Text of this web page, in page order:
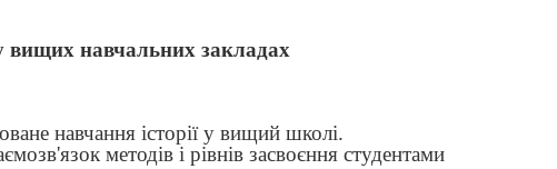
вищих навчальних закладах
навчання історії у вищий школі.
методів і рівнів засвоєння студентами